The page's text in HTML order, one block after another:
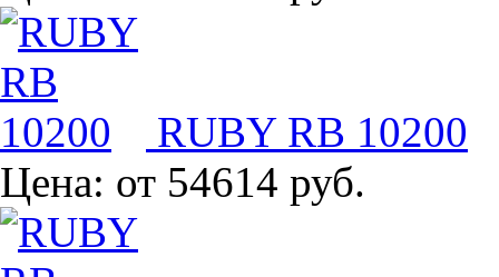
RUBY RB 10200
Цена: от 54614 руб.